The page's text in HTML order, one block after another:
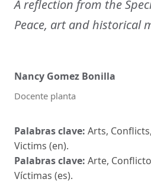
A reflection from the
Peace, art and historical
Nancy Gomez Bonilla
Docente planta
Palabras clave: Arts,
Victims (en).
Palabras clave: Arte,
Víctimas (es).